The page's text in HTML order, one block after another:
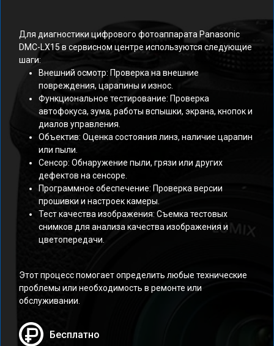
Для диагностики цифрового фотоаппарата Panasonic
DMC-LX15 в сервисном центре используются следующие
шаги:
Внешний осмотр: Проверка на внешние
повреждения, царапины и износ.
Функциональное тестирование: Проверка
автофокуса, зума, работы вспышки, экрана, кнопок и
диалов управления.
Объектив: Оценка состояния линз, наличие царапин
или пыли.
Сенсор: Обнаружение пыли, грязи или других
дефектов на сенсоре.
Программное обеспечение: Проверка версии
прошивки и настроек камеры.
Тест качества изображения: Съемка тестовых
снимков для анализа качества изображения и
цветопередачи.
Этот процесс помогает определить любые технические
проблемы или необходимость в ремонте или
обслуживании.
Бесплатно